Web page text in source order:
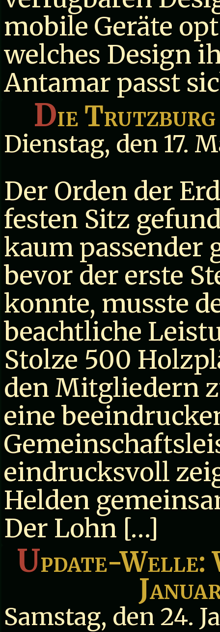
mobile Geräte
welches Design
Antamar passt
Die Trutzburg
Dienstag, den 17.
Der Orden der
festen Sitz
kaum passender
bevor der erste
konnte, musste
beachtliche
Stolze 500
den Mitgliedern
eine
eindrucksvoll
Helden
Der Lohn […]
Update-Welle:
Samstag, den 24.